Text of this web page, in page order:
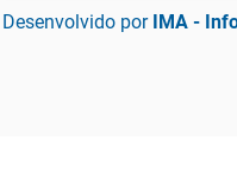
Desenvolvido por IMA -